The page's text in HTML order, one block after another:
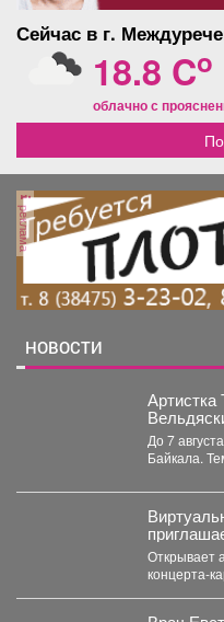
Сейчас в г.
18.8 Co
облачно с
реклама
НОВОСТИ
Артистка
стихий»
До 7
Байкала.
Открывает
концерта-